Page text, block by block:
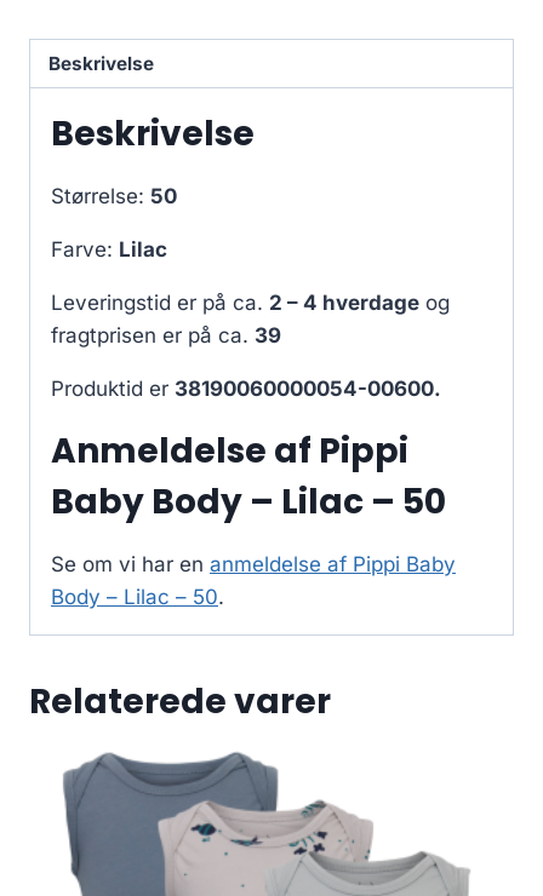
Beskrivelse
Beskrivelse
Størrelse: 50
Farve: Lilac
Leveringstid er på ca. 2 – 4 hverdage og
fragtprisen er på ca. 39
Produktid er 38190060000054-00600.
Anmeldelse af Pippi
Baby Body – Lilac – 50
Se om vi har en anmeldelse af Pippi Baby
Body – Lilac – 50.
Relaterede varer